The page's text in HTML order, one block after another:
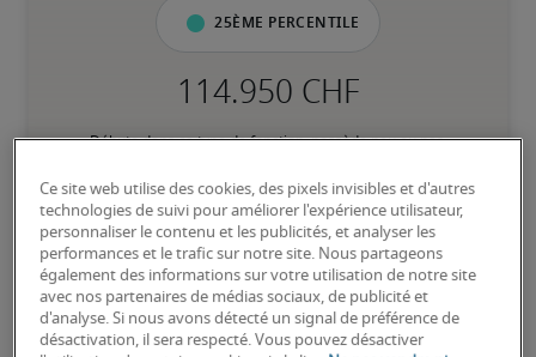
25ème percentile
Débute dans ce type de fonction, possède peu ou pas
pour accomplir ses tâches au quotidien.
50ème percentile
Ce site web utilise des cookies, des pixels invisibles et d'autres
technologies de suivi pour améliorer l'expérience utilisateur,
personnaliser le contenu et les publicités, et analyser les
performances et le trafic sur notre site. Nous partageons
également des informations sur votre utilisation de notre site
avec nos partenaires de médias sociaux, de publicité et
d'analyse. Si nous avons détecté un signal de préférence de
désactivation, il sera respecté. Vous pouvez désactiver